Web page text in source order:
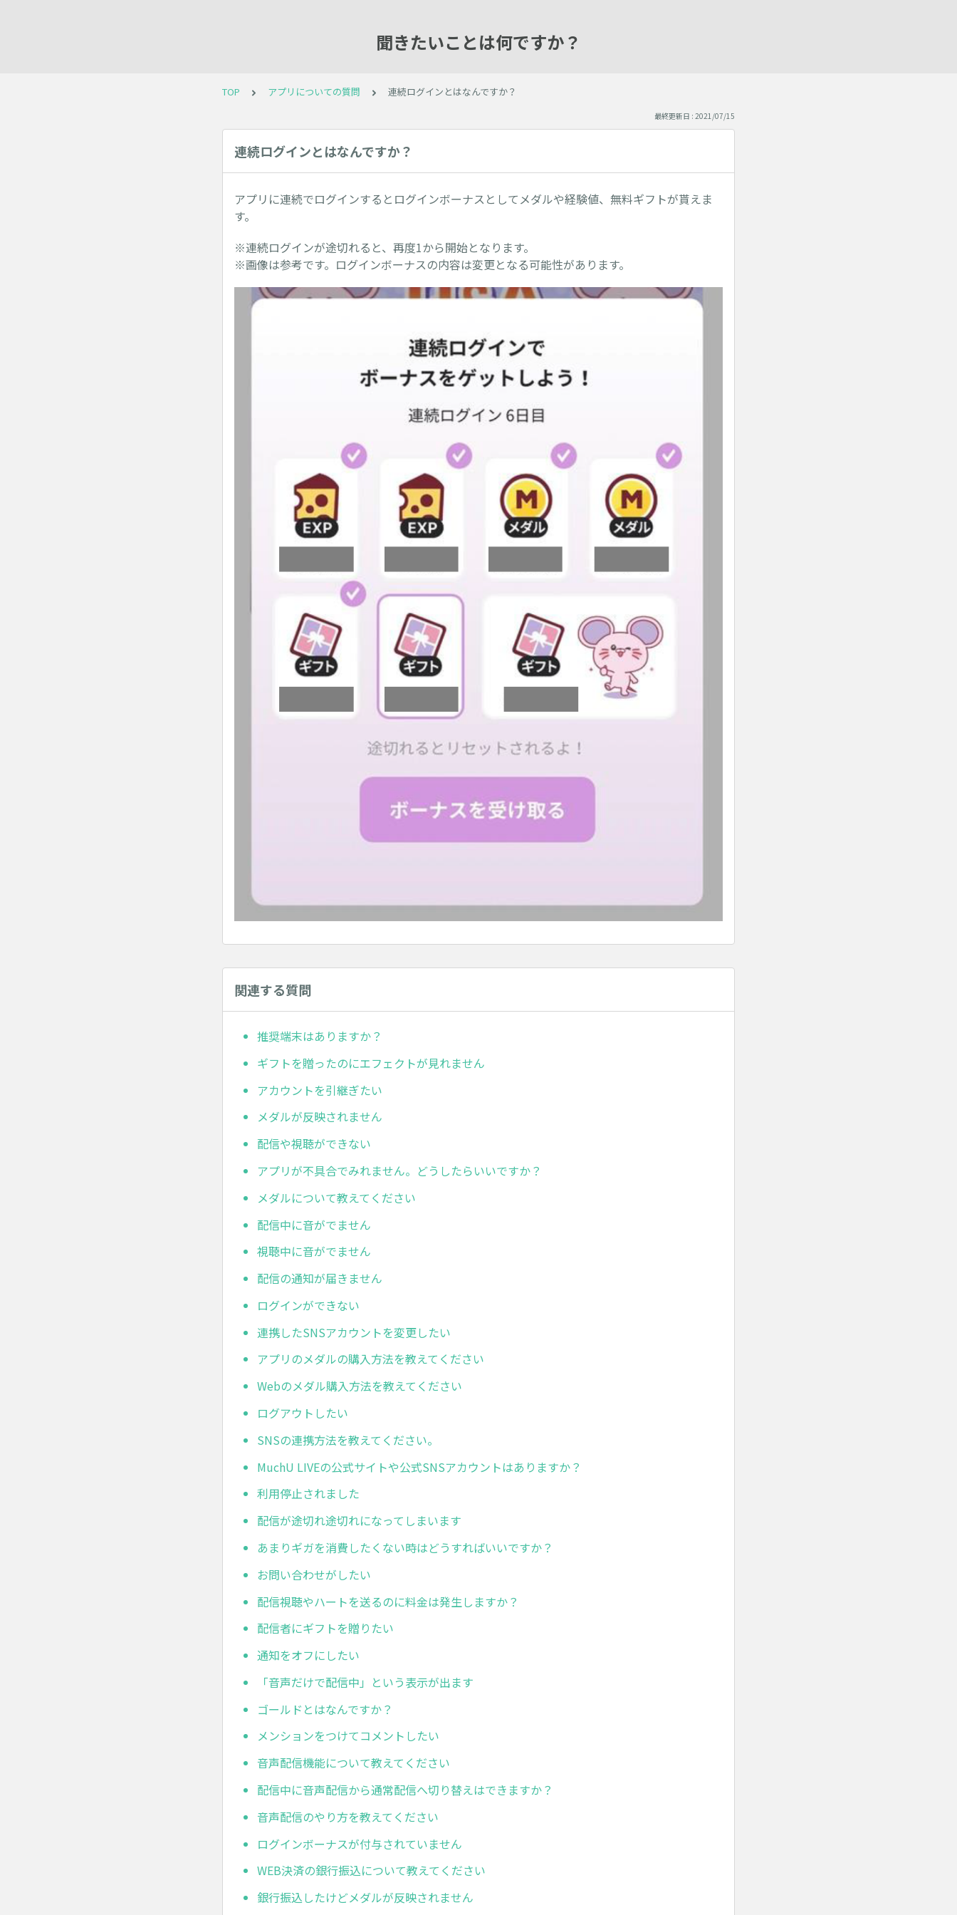
聞きたいことは何ですか？
TOP アプリについての質問 連続ログインとはなんですか？
最終更新日 : 2021/07/15
連続ログインとはなんですか？
アプリに連続でログインするとログインボーナスとしてメダルや経験値、無料ギフトが貰えま
す。
※連続ログインが途切れると、再度1から開始となります。
※画像は参考です。ログインボーナスの内容は変更となる可能性があります。
関連する質問
推奨端末はありますか？
ギフトを贈ったのにエフェクトが見れません
アカウントを引継ぎたい
メダルが反映されません
配信や視聴ができない
アプリが不具合でみれません。どうしたらいいですか？
メダルについて教えてください
配信中に音がでません
視聴中に音がでません
配信の通知が届きません
ログインができない
連携したSNSアカウントを変更したい
アプリのメダルの購入方法を教えてください
Webのメダル購入方法を教えてください
ログアウトしたい
SNSの連携方法を教えてください。
MuchU LIVEの公式サイトや公式SNSアカウントはありますか？
利用停止されました
配信が途切れ途切れになってしまいます
あまりギガを消費したくない時はどうすればいいですか？
お問い合わせがしたい
配信視聴やハートを送るのに料金は発生しますか？
配信者にギフトを贈りたい
通知をオフにしたい
「音声だけで配信中」という表示が出ます
ゴールドとはなんですか？
メンションをつけてコメントしたい
音声配信機能について教えてください
配信中に音声配信から通常配信へ切り替えはできますか？
音声配信のやり方を教えてください
ログインボーナスが付与されていません
WEB決済の銀行振込について教えてください
銀行振込したけどメダルが反映されません